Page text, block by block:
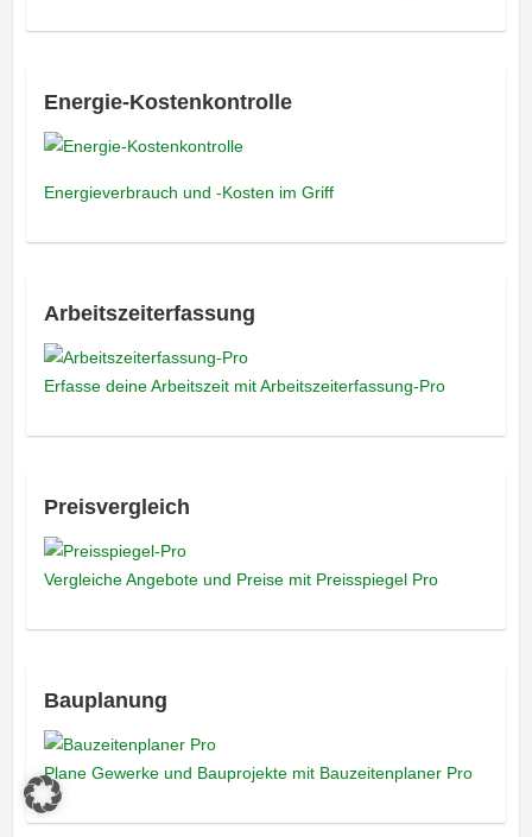
Energie-Kostenkontrolle
Energieverbrauch und -Kosten im Griff
Arbeitszeiterfassung
Erfasse deine Arbeitszeit mit Arbeitszeiterfassung-Pro
Preisvergleich
Vergleiche Angebote und Preise mit Preisspiegel Pro
Bauplanung
Plane Gewerke und Bauprojekte mit Bauzeitenplaner Pro